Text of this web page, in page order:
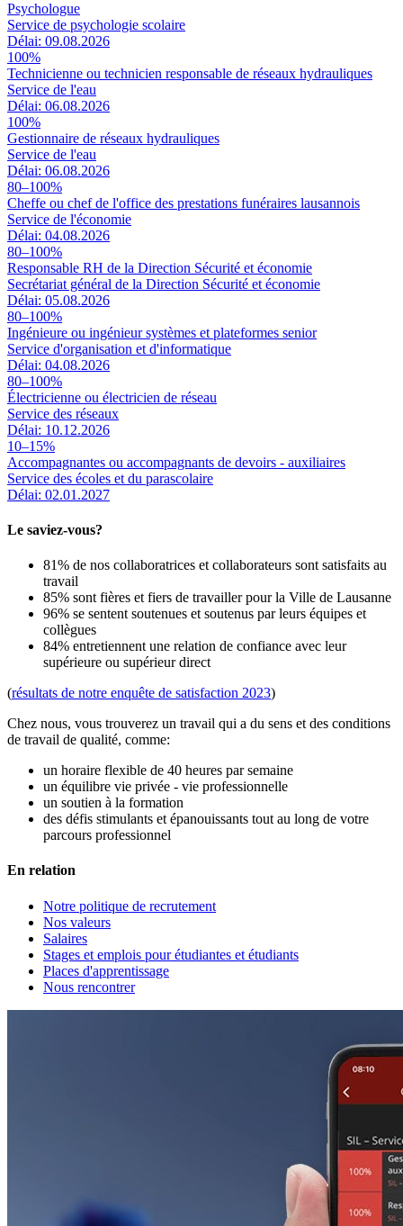
Psychologue
Service de psychologie scolaire
Délai: 09.08.2026
100%
Technicienne ou technicien responsable de réseaux hydrauliques
Service de l'eau
Délai: 06.08.2026
100%
Gestionnaire de réseaux hydrauliques
Service de l'eau
Délai: 06.08.2026
80–100%
Cheffe ou chef de l'office des prestations funéraires lausannois
Service de l'économie
Délai: 04.08.2026
80–100%
Responsable RH de la Direction Sécurité et économie
Secrétariat général de la Direction Sécurité et économie
Délai: 05.08.2026
80–100%
Ingénieure ou ingénieur systèmes et plateformes senior
Service d'organisation et d'informatique
Délai: 04.08.2026
80–100%
Électricienne ou électricien de réseau
Service des réseaux
Délai: 10.12.2026
10–15%
Accompagnantes ou accompagnants de devoirs - auxiliaires
Service des écoles et du parascolaire
Délai: 02.01.2027
Le saviez-vous?
81% de nos collaboratrices et collaborateurs sont satisfaits au
travail
85% sont fières et fiers de travailler pour la Ville de Lausanne
96% se sentent soutenues et soutenus par leurs équipes et
collègues
84% entretiennent une relation de confiance avec leur
supérieure ou supérieur direct
(résultats de notre enquête de satisfaction 2023)
Chez nous, vous trouverez un travail qui a du sens et des conditions
de travail de qualité, comme:
un horaire flexible de 40 heures par semaine
un équilibre vie privée - vie professionnelle
un soutien à la formation
des défis stimulants et épanouissants tout au long de votre
parcours professionnel
En relation
Notre politique de recrutement
Nos valeurs
Salaires
Stages et emplois pour étudiantes et étudiants
Places d'apprentissage
Nous rencontrer